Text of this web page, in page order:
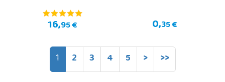
16,95 € 0,35 €
1 2 3 4 5 > >>